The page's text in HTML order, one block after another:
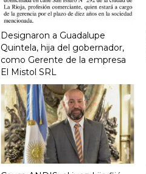
Designaron a Guadalupe
Quintela, hija del gobernador,
como Gerente de la empresa
El Mistol SRL